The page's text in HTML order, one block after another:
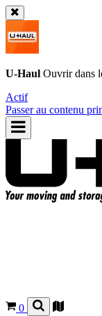
U-Haul Ouvrir dans
Actif
Passer au contenu
0